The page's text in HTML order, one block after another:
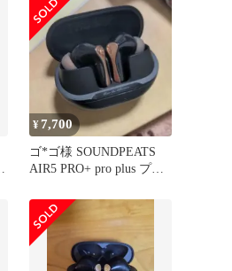
¥ 7,700
ゴ*ゴ様 SOUNDPEATS
AIR5 PRO+ pro plus プラ